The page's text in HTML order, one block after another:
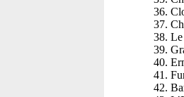
36.
37.
38.
39.
40.
41.
42.